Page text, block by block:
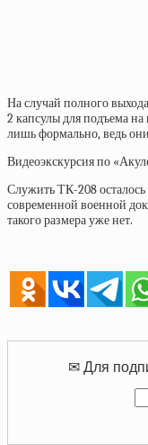
На случай полного
2 капсулы для подъема
лишь формально, ведь
Видеоэкскурсия по
Служить ТК-208 осталось
современной военной
такого размера уже нет.
✉ Для